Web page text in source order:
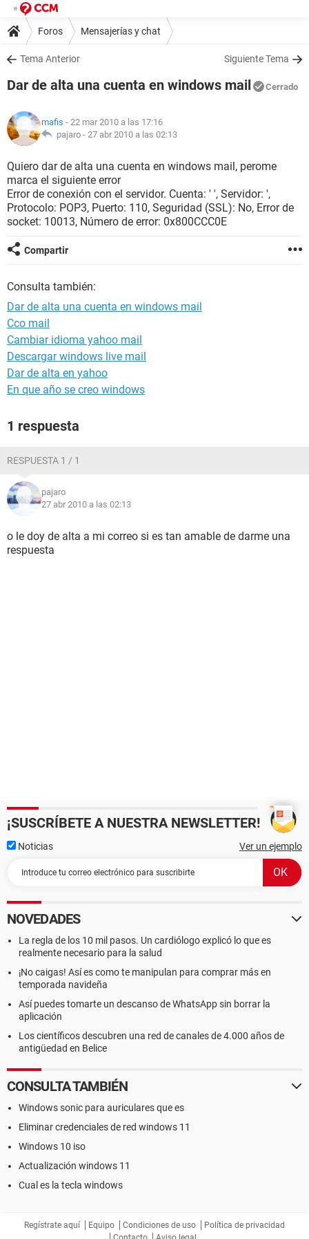
Foros Mensajerías y chat
Tema Anterior Siguiente Tema
Dar de alta una cuenta en windows mail Cerrado
mafis - 22 mar 2010 a las 17:16
pajaro - 27 abr 2010 a las 02:13
Quiero dar de alta una cuenta en windows mail, perome
marca el siguiente error
Error de conexión con el servidor. Cuenta: ' ', Servidor: ',
Protocolo: POP3, Puerto: 110, Seguridad (SSL): No, Error de
socket: 10013, Número de error: 0x800CCC0E
Compartir
Consulta también:
Dar de alta una cuenta en windows mail
Cco mail
Cambiar idioma yahoo mail
Descargar windows live mail
Dar de alta en yahoo
En que año se creo windows
1 respuesta
RESPUESTA 1 / 1
pajaro
27 abr 2010 a las 02:13
o le doy de alta a mi correo si es tan amable de darme una
respuesta
¡SUSCRÍBETE A NUESTRA NEWSLETTER!
Noticias Ver un ejemplo
NOVEDADES
La regla de los 10 mil pasos. Un cardiólogo explicó lo que es
realmente necesario para la salud
¡No caigas! Así es como te manipulan para comprar más en
temporada navideña
Así puedes tomarte un descanso de WhatsApp sin borrar la
aplicación
Los científicos descubren una red de canales de 4.000 años de
antigüedad en Belice
CONSULTA TAMBIÉN
Windows sonic para auriculares que es
Eliminar credenciales de red windows 11
Windows 10 iso
Actualización windows 11
Cual es la tecla windows
Regístrate aquí Equipo Condiciones de uso
Política de privacidad